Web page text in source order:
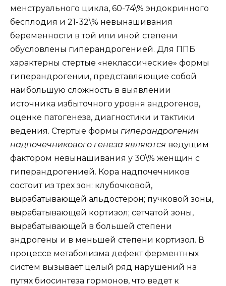
менструального цикла, 60-74\% эндокринного
бесплодия и 21-32\% невынашивания
беременности в той или иной степени
обусловлены гиперандрогенией. Для ППБ
характерны стертые «неклассические» формы
гиперандрогении, представляющие собой
наибольшую сложность в выявлении
источника избыточного уровня андрогенов,
оценке патогенеза, диагностики и тактики
ведения. Стертые формы гиперандрогении
надпочечникового генеза являются ведущим
фактором невынашивания у 30\% женщин с
гиперандрогенией. Кора надпочечников
состоит из трех зон: клубочковой,
вырабатывающей альдостерон; пучковой зоны,
вырабатывающей кортизол; сетчатой зоны,
вырабатывающей в большей степени
андрогены и в меньшей степени кортизол. В
процессе метаболизма дефект ферментных
систем вызывает целый ряд нарушений на
путях биосинтеза гормонов, что ведет к